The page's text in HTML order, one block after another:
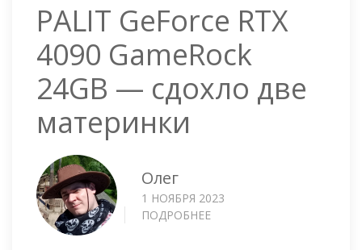
PALIT GeForce RTX
4090 GameRock
24GB — сдохло две
материнки
Олег
1 НОЯБРЯ 2023
ПОДРОБНЕЕ